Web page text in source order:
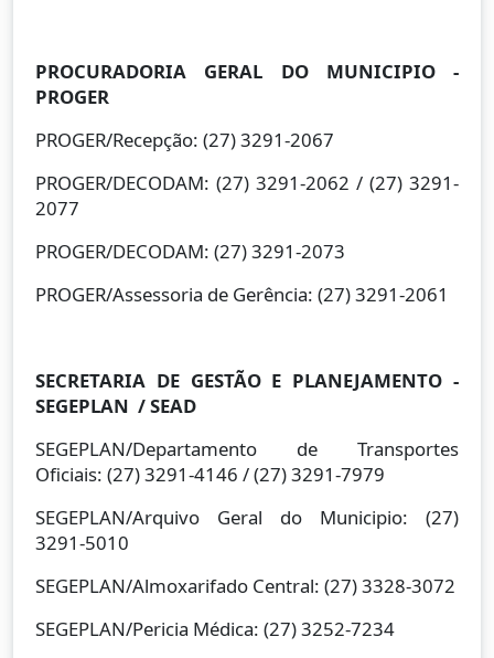
PROCURADORIA GERAL DO MUNICIPIO -
PROGER
PROGER/Recepção: (27) 3291-2067
PROGER/DECODAM: (27) 3291-2062 / (27) 3291-
2077
PROGER/DECODAM: (27) 3291-2073
PROGER/Assessoria de Gerência: (27) 3291-2061
SECRETARIA DE GESTÃO E PLANEJAMENTO -
SEGEPLAN / SEAD
SEGEPLAN/Departamento de Transportes
Oficiais: (27) 3291-4146 / (27) 3291-7979
SEGEPLAN/Arquivo Geral do Municipio: (27)
3291-5010
SEGEPLAN/Almoxarifado Central: (27) 3328-3072
SEGEPLAN/Pericia Médica: (27) 3252-7234